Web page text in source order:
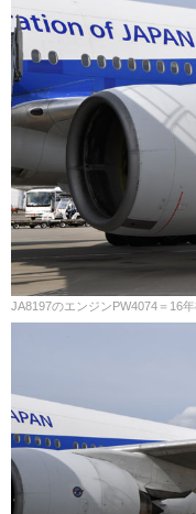
JA8197のエンジンPW4074＝16